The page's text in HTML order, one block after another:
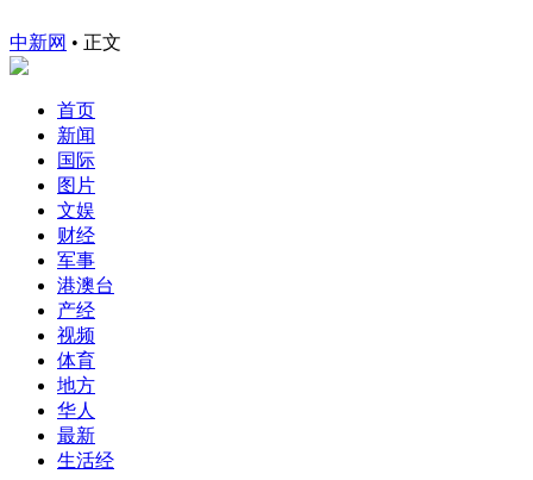
中新网 • 正文
首页
新闻
国际
图片
文娱
财经
军事
港澳台
产经
视频
体育
地方
华人
最新
生活经